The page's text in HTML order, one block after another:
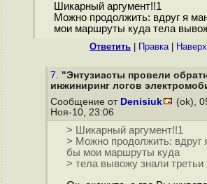
Шикарный аргумент!!1
Можно продолжить: вдруг я
мои маршруты куда тела
Ответить Правка| Наверх
7. "Энтузиасты провели
инжиниринг логов
Сообщение от Denisiuk
(ok),
Ноя-10, 23:06
> Шикарный аргумент!!1
> Можно продолжить: вдруг
бы мои маршруты куда
> тела вывожу знали третьи